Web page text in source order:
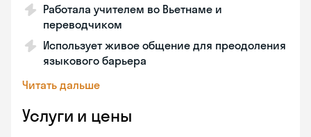
Работала учителем во Вьетнаме и
переводчиком
Использует живое общение для преодоления
языкового барьера
Читать дальше
Услуги и цены